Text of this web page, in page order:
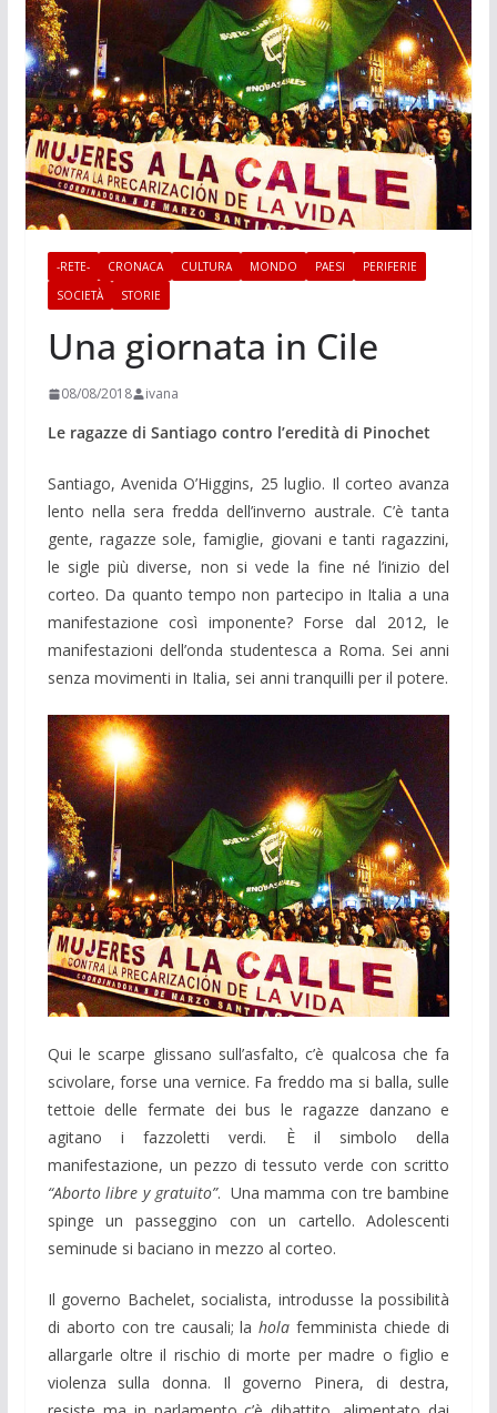
-RETE- CRONACA CULTURA MONDO PAESI
PERIFERIE
SOCIETÀ
STORIE
Una giornata in Cile
08/08/2018 ivana
Le ragazze di Santiago contro l’eredità di Pinochet
Santiago, Avenida O’Higgins, 25 luglio. Il corteo avanza
lento nella sera fredda dell’inverno australe. C’è tanta
gente, ragazze sole, famiglie, giovani e tanti ragazzini,
le sigle più diverse, non si vede la fine né l’inizio del
corteo. Da quanto tempo non partecipo in Italia a una
manifestazione così imponente? Forse dal 2012, le
manifestazioni dell’onda studentesca a Roma. Sei anni
senza movimenti in Italia, sei anni tranquilli per il potere.
Qui le scarpe glissano sull’asfalto, c’è qualcosa che fa
scivolare, forse una vernice. Fa freddo ma si balla, sulle
tettoie delle fermate dei bus le ragazze danzano e
agitano i fazzoletti verdi. È il simbolo della
manifestazione, un pezzo di tessuto verde con scritto
“Aborto libre y gratuito”. Una mamma con tre bambine
spinge un passeggino con un cartello. Adolescenti
seminude si baciano in mezzo al corteo.
Il governo Bachelet, socialista, introdusse la possibilità
di aborto con tre causali; lahola femminista chiede di
allargarle oltre il rischio di morte per madre o figlio e
violenza sulla donna. Il governo Pinera, di destra,